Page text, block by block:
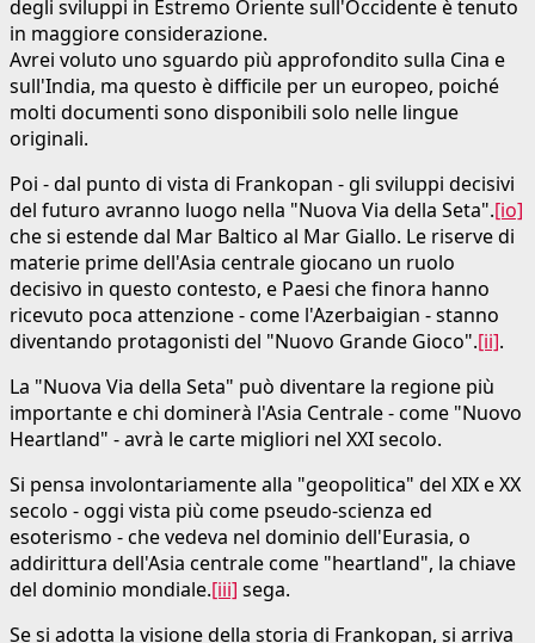
degli sviluppi in Estremo Oriente sull'Occidente è tenuto
in maggiore considerazione.
Avrei voluto uno sguardo più approfondito sulla Cina e
sull'India, ma questo è difficile per un europeo, poiché
molti documenti sono disponibili solo nelle lingue
originali.
Poi - dal punto di vista di Frankopan - gli sviluppi decisivi
del futuro avranno luogo nella "Nuova Via della Seta".[io]
che si estende dal Mar Baltico al Mar Giallo. Le riserve di
materie prime dell'Asia centrale giocano un ruolo
decisivo in questo contesto, e Paesi che finora hanno
ricevuto poca attenzione - come l'Azerbaigian - stanno
diventando protagonisti del "Nuovo Grande Gioco".[ii].
La "Nuova Via della Seta" può diventare la regione più
importante e chi dominerà l'Asia Centrale - come "Nuovo
Heartland" - avrà le carte migliori nel XXI secolo.
Si pensa involontariamente alla "geopolitica" del XIX e XX
secolo - oggi vista più come pseudo-scienza ed
esoterismo - che vedeva nel dominio dell'Eurasia, o
addirittura dell'Asia centrale come "heartland", la chiave
del dominio mondiale.[iii] sega.
Se si adotta la visione della storia di Frankopan, si arriva